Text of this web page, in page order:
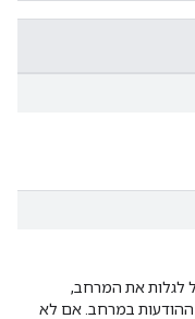
לגלות את המרחב,
ההודעות במרחב. אם לא